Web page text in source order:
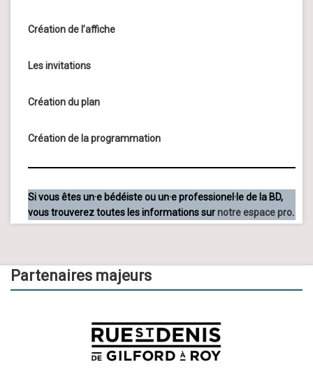
Création de l’affiche
Les invitations
Création duplan
Création de la programmation
Si vous êtes un·e bédéiste ou un·e professionel·le de la BD,
vous trouverez toutes les informations surnotre espace pro.
Partenaires majeurs